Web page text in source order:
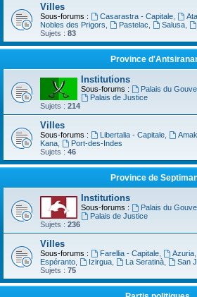
Villes
Sous-forums : Casarastra - Capitale,
Nobles des Prigors
Pastelac Salusa,
Sujets : 83
Province
Institutions
Sous-forums : Palais du
Palais de Justice
Sujets : 214
Villes
Sous-forums : Libertalia - Capitale,
Kana
Port-des-Indes
Sujets : 46
Province de
Institutions
Sous-forums : Palais du
Palais de Justice
Sujets : 236
Villes
Sous-forums : Farellia - Capitale, Azuria,
Espéranto
Izirgua, La Seratinà, San
Sujets : 75